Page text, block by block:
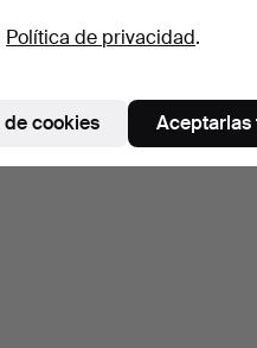
Política de privacidad.
cookies Aceptarlas